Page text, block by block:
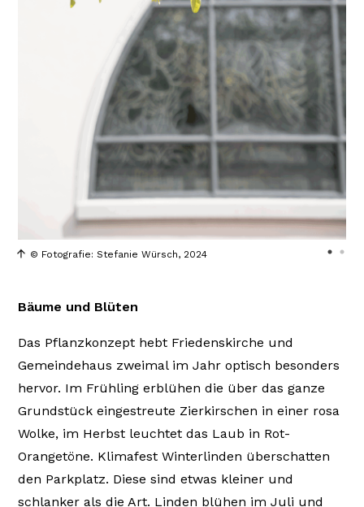
© Fotografie: Stefanie Würsch, 2024
Bäume und Blüten
Das Pflanzkonzept hebt Friedenskirche und
Gemeindehaus zweimal im Jahr optisch besonders
hervor. Im Frühling erblühen die über das ganze
Grundstück eingestreute Zierkirschen in einer rosa
Wolke, im Herbst leuchtet das Laub in Rot-
Orangetöne. Klimafest Winterlinden überschatten
den Parkplatz. Diese sind etwas kleiner und
schlanker als die Art. Linden blühen im Juli und